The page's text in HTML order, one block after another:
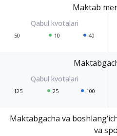
Maktab
50 10 40
125 25 100
Maktabgacha va
va